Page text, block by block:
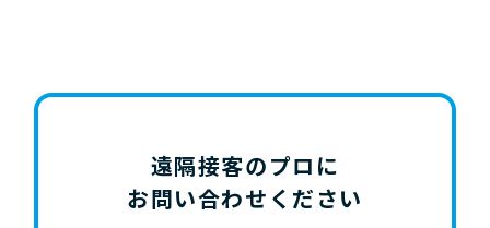
遠隔接客のプロに
お問い合わせください